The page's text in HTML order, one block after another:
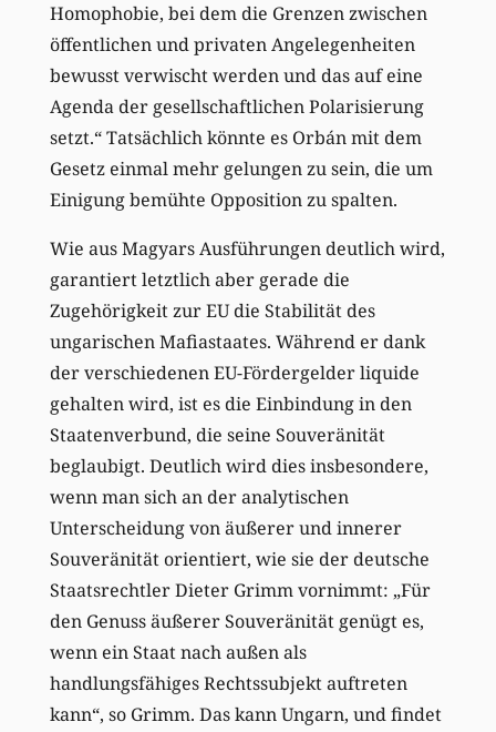
Homophobie, bei dem die Grenzen zwischen
öffentlichen und privaten Angelegenheiten
bewusst verwischt werden und das auf eine
Agenda der gesellschaftlichen Polarisierung
setzt.“ Tatsächlich könnte es Orbán mit dem
Gesetz einmal mehr gelungen zu sein, die um
Einigung bemühte Opposition zu spalten.
Wie aus Magyars Ausführungen deutlich wird,
garantiert letztlich aber gerade die
Zugehörigkeit zur EU die Stabilität des
ungarischen Mafiastaates. Während er dank
der verschiedenen EU-Fördergelder liquide
gehalten wird, ist es die Einbindung in den
Staatenverbund, die seine Souveränität
beglaubigt. Deutlich wird dies insbesondere,
wenn man sich an der analytischen
Unterscheidung von äußerer und innerer
Souveränität orientiert, wie sie der deutsche
Staatsrechtler Dieter Grimm vornimmt: „Für
den Genuss äußerer Souveränität genügt es,
wenn ein Staat nach außen als
handlungsfähiges Rechtssubjekt auftreten
kann“, so Grimm. Das kann Ungarn, und findet